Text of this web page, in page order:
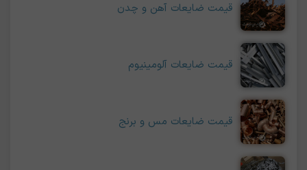
قیمت ضایعات آهن و چدن
قیمت ضایعات آلومینیوم
قیمت ضایعات مس و برنج